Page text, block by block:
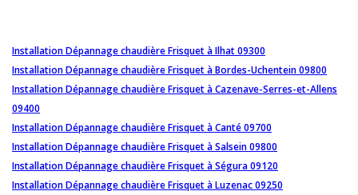
Installation Dépannage chaudière Frisquet à Ilhat 09300
Installation Dépannage chaudière Frisquet à Bordes-Uchentein 09800
Installation Dépannage chaudière Frisquet à Cazenave-Serres-et-Allens
09400
Installation Dépannage chaudière Frisquet à Canté 09700
Installation Dépannage chaudière Frisquet à Salsein 09800
Installation Dépannage chaudière Frisquet à Ségura 09120
Installation Dépannage chaudière Frisquet à Luzenac 09250